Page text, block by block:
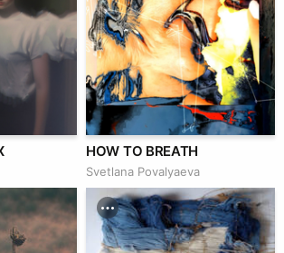
HOW TO BREATH
Svetlana Povalyaeva